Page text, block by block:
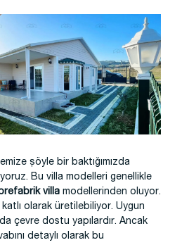
şöyle bir baktığımızda
Bu villa modelleri genellikle
villa modellerinden oluyor.
olarak üretilebiliyor. Uygun
çevre dostu yapılardır. Ancak
detaylı olarak bu